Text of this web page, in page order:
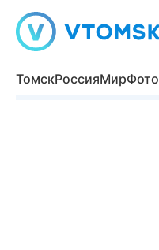
ТомскРоссияМирФото